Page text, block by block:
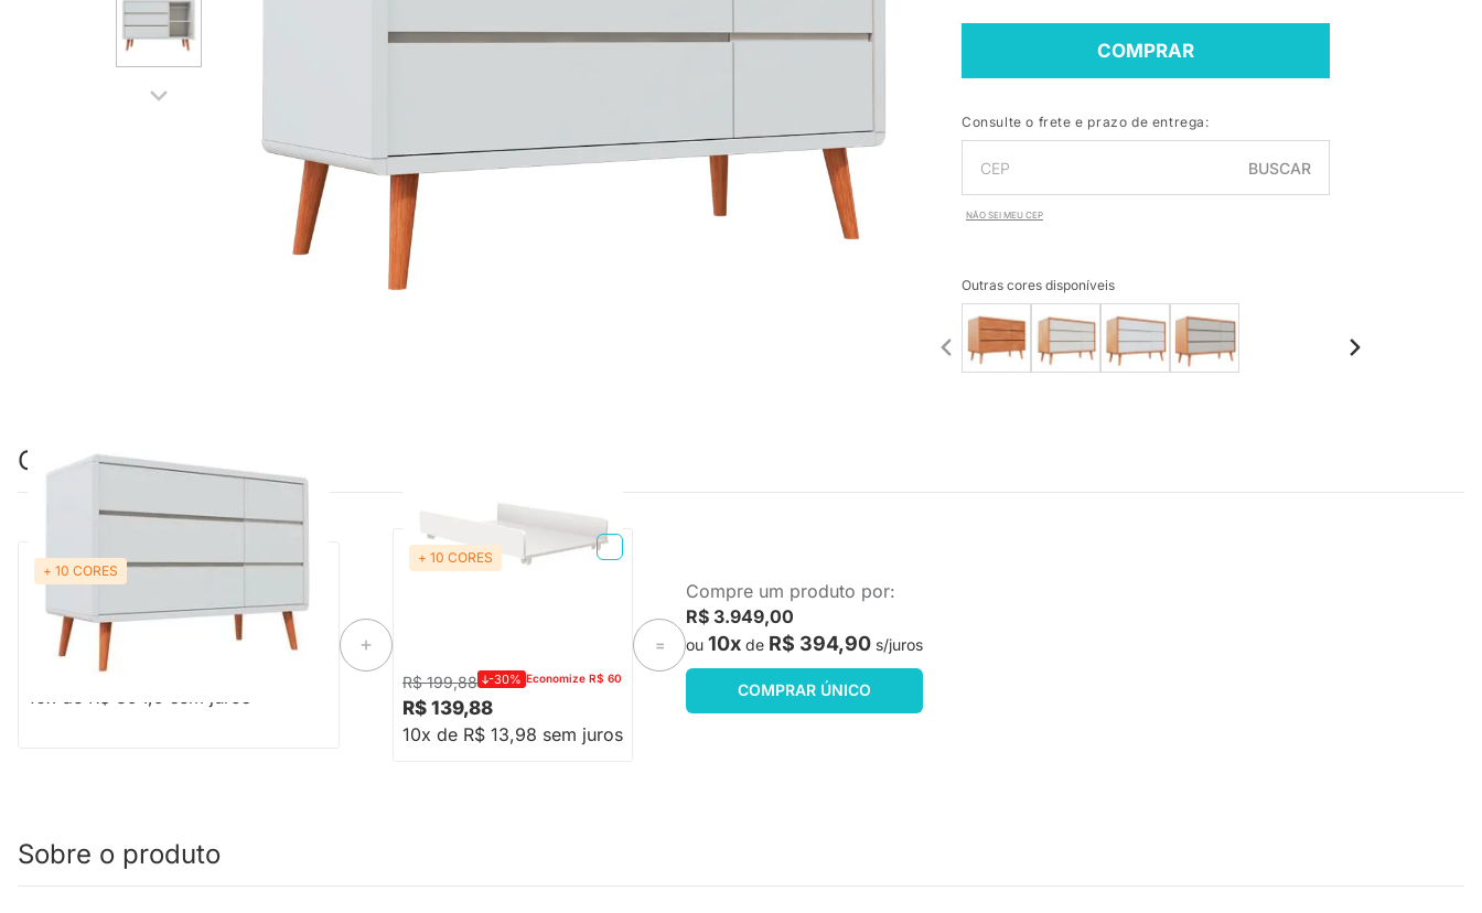
COMPRAR
Consulte o frete e prazo de entrega:
BUSCAR
NÃO SEI MEU CEP
Outras cores disponíveis
Combinação perfeita
+ 10 CORES
Cômoda Sonhos Up 3 Gavetas e 1 Porta -
Branco com Pés em Madeira
R$ 3.949,00
10x de R$ 394,9 sem juros
+ 10 CORESPRONTA ENTREGA
R$ 199,88 -30% Economize R$ 60
R$ 139,88
10x de R$ 13,98 sem juros
=
Compre um produto por:
R$ 3.949,00
ou 10x de R$ 394,90 s/juros
COMPRAR ÚNICO
Sobre o produto